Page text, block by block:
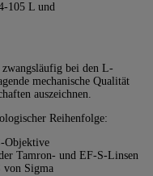
105 L und
bei den L-
mechanische Qualität
auszeichnen.
Reihenfolge:
Objektive
Tamron- und EF-S-Linsen
von Sigma